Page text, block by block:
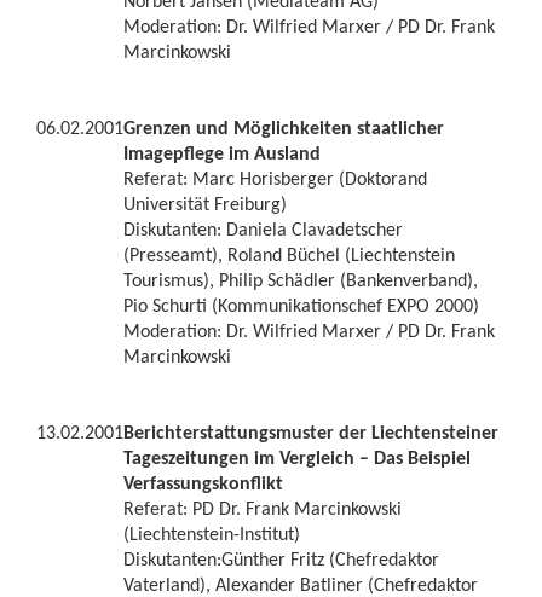
Moderation: Dr. Wilfried Marxer / PD Dr. Frank
Marcinkowski
06.02.2001Grenzen und Möglichkeiten staatlicher
Imagepflege im Ausland
Referat: Marc Horisberger (Doktorand
Universität Freiburg)
Diskutanten: Daniela Clavadetscher
(Presseamt), Roland Büchel (Liechtenstein
Tourismus), Philip Schädler (Bankenverband),
Pio Schurti (Kommunikationschef EXPO 2000)
Moderation: Dr. Wilfried Marxer / PD Dr. Frank
Marcinkowski
13.02.2001Berichterstattungsmuster der Liechtensteiner
Tageszeitungen im Vergleich – Das Beispiel
Verfassungskonflikt
Referat: PD Dr. Frank Marcinkowski
(Liechtenstein-Institut)
Diskutanten:Günther Fritz (Chefredaktor
Vaterland), Alexander Batliner (Chefredaktor